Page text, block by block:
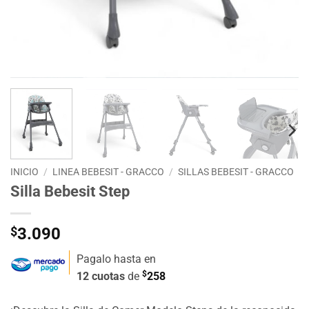
INICIO / LINEA BEBESIT - GRACCO / SILLAS BEBESIT - GRACCO
Silla Bebesit Step
$3.090
Pagalo hasta en
12 cuotas de $258